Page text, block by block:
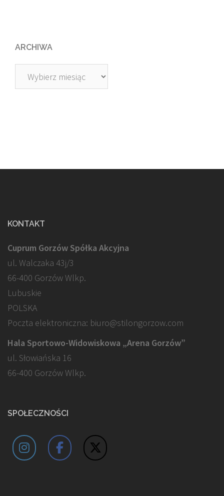
ARCHIWA
Archiwa
KONTAKT
Cuprum Gorzów Spółka Akcyjna
ul. Walczaka 43j/3
66-400 Gorzów Wlkp.
Lubuskie
POLSKA
Poczta elektroniczna: biuro@stilongorzow.com
Hala Sportowo-Widowiskowa „Arena Gorzów”
ul. Słowiańska 16
66-400 Gorzów Wlkp.
SPOŁECZNOŚCI